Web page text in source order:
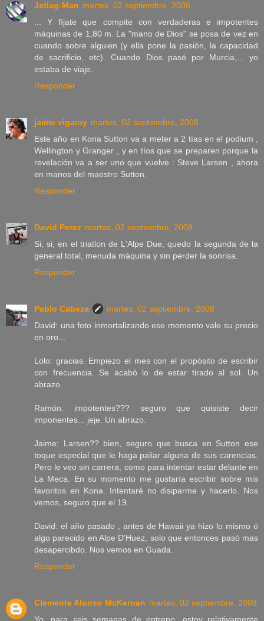
Jetlag-Man martes, 02 septiembre, 2008
... Y fíjate que compite con verdaderas e impotentes
máquinas de 1,80 m. La "mano de Dios" se posa de vez en
cuando sobre alguien (y ella pone la pasión, la capacidad
de sacrificio, etc). Cuando Dios pasó por Murcia,... yo
estaba de viaje.
Responder
jaime vigaray martes, 02 septiembre, 2008
Este año en Kona Sutton va a meter a 2 tías en el podium ,
Wellington y Granger , y en tíos que se preparen porque la
revelación va a ser uno que vuelve : Steve Larsen , ahora
en manos del maestro Sutton.
Responder
David Perez martes, 02 septiembre, 2008
Si, si, en el triatlon de L'Alpe Due, quedo la segunda de la
general total, menuda máquina y sin perder la sonrisa.
Responder
Pablo Cabeza
martes, 02 septiembre, 2008
David: una foto inmortalizando ese momento vale su precio
en oro...
Lolo: gracias. Empiezo el mes con el propósito de escribir
con frecuencia. Se acabó lo de estar tirado al sol. Un
abrazo.
Ramón: impotentes??? seguro que quisiste decir
imponentes... jeje. Un abrazo.
Jaime: Larsen?? bien, seguro que busca en Sutton ese
toque especial que le haga paliar alguna de sus carencias.
Pero le veo sin carrera, como para intentar estar delante en
La Meca. En su momento me gustaría escribir sobre mis
favoritos en Kona. Intentaré no disiparme y hacerlo. Nos
vemos, seguro que el 19.
David: el año pasado , antes de Hawaii ya hizo lo mismo ó
algo parecido en Alpe D'Huez, solo que entonces pasó mas
desapercibdo. Nos vemos en Guada.
Responder
Clemente Alonso McKernan martes, 02 septiembre, 2008